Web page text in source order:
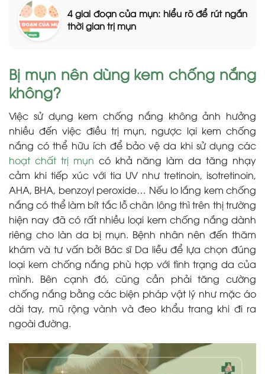
4 giai đoạn của mụn: hiểu rõ để rút ngắn
thời gian trị mụn
Bị mụn nên dùng kem chống nắng
không?
Việc sử dụng kem chống nắng không ảnh hưởng
nhiều đến việc điều trị mụn, ngược lại kem chống
nắng có thể hữu ích để bảo vệ da khi sử dụng các
hoạt chất trị mụn có khả năng làm da tăng nhạy
cảm khi tiếp xúc với tia UV như tretinoin, isotretinoin,
AHA, BHA, benzoyl peroxide… Nếu lo lắng kem chống
nắng có thể làm bít tắc lỗ chân lông thì trên thị trường
hiện nay đã có rất nhiều loại kem chống nắng dành
riêng cho làn da bị mụn. Bệnh nhân nên đến thăm
khám và tư vấn bởi Bác sĩ Da liễu để lựa chọn đúng
loại kem chống nắng phù hợp với tình trạng da của
mình. Bên cạnh đó, cũng cần phải tăng cường
chống nắng bằng các biện pháp vật lý như mặc áo
dài tay, mũ rộng vành và đeo khẩu trang khi đi ra
ngoài đường.